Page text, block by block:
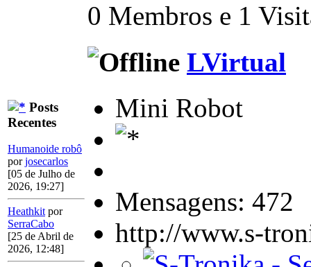
Posts
Recentes
Humanoide robô
porjosecarlos
[05 de Julho de
2026, 19:27]
Heathkit por
SerraCabo
[25 de Abril de
2026, 12:48]
0 Membros e 1
LVirtual
Mini Robot
Mensagens: 472
http://www.s-